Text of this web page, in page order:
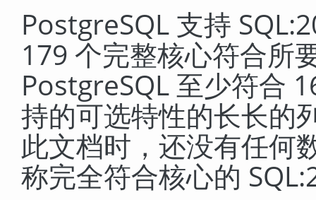
PostgreSQL 支持
179 个完整核心符合所
PostgreSQL 至少符合
持的可选特性的长长的
此文档时，还没有任何
称完全符合核心的